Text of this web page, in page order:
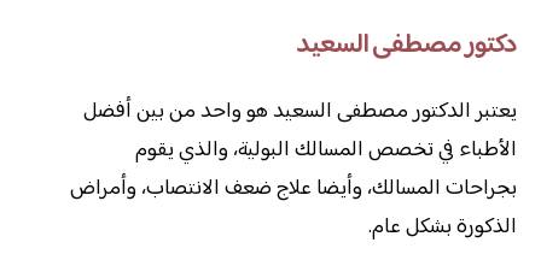
دكتور مصطفى السعيد
يعتبر الدكتور مصطفى السعيد هو واحد من بين أفضل
الأطباء في تخصص المسالك البولية، والذي يقوم
بجراحات المسالك، وأيضا علاج ضعف الانتصاب، وأمراض
الذكورة بشكل عام.